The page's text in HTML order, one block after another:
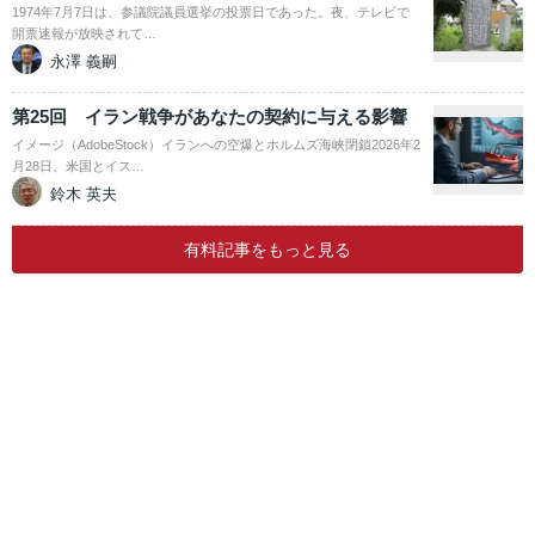
1974年7月7日は、参議院議員選挙の投票日であった。夜、テレビで
開票速報が放映されて…
永澤 義嗣
第25回 イラン戦争があなたの契約に与える影響
イメージ（AdobeStock）イランへの空爆とホルムズ海峡閉鎖2026年2
月28日、米国とイス…
鈴木 英夫
有料記事をもっと見る